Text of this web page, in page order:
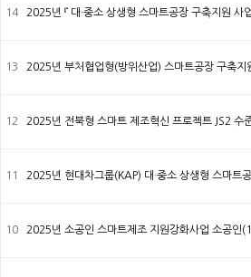
14 2025년 『 대·중소 상생형 스마트공장 구축지원 사
13 2025년 부처협업형(방위산업) 스마트공장 구축지
12 2025년 전북형 스마트 제조혁신 프로젝트 JS2 수
11 2025년 현대차그룹(KAP) 대·중소 상생형 스마트
10 2025년 소공인 스마트제조 지원강화사업 소공인